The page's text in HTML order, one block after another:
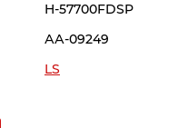
H-57700FDSP
АА-09249
LS